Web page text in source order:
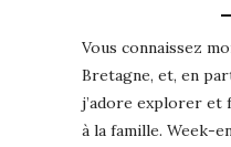
Vous connaissez
Bretagne, et, en
j’adore explorer et
à la famille. Week-